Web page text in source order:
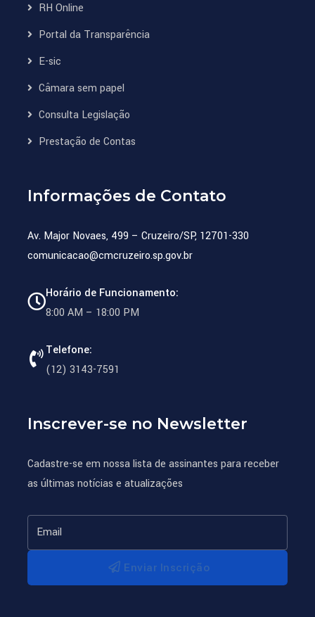
RH Online
Portal da Transparência
E-sic
Câmara sem papel
Consulta Legislação
Prestação de Contas
Informações de Contato
Av. Major Novaes, 499 – Cruzeiro/SP, 12701-330
comunicacao@cmcruzeiro.sp.gov.br
Horário de Funcionamento:
8:00 AM – 18:00 PM
Telefone:
(12) 3143-7591
Inscrever-se no Newsletter
Cadastre-se em nossa lista de assinantes para receber
as últimas notícias e atualizações
Enviar Inscrição